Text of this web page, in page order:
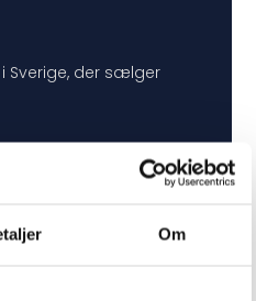
Om
Sverige, der sælger